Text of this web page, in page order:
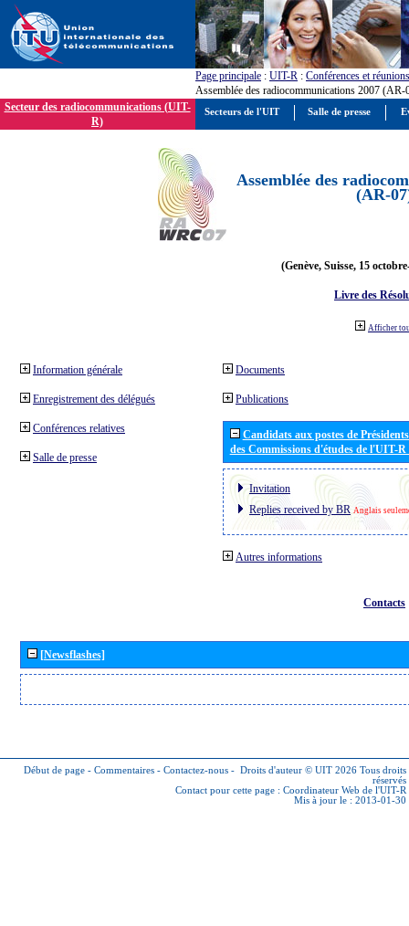
Page principale : UIT-R : Conférences et réunions
Assemblée des radiocommunications 2007 (AR-
Secteur des radiocommunications (UIT-
R)
Assemblée des
(AR-
(Genève, Suisse, 15
Livre des
Afficher
Information générale
Enregistrement des délégués
Conférences relatives
Salle de presse
Documents
Publications
Candidats aux postes de
des Commissions d'études de l'UIT-
Invitation
Replies received by BR Anglais
Autres informations
Contacts
[Newsflashes]
Début de page - Commentaires - Contactez-nous - Droits d'auteur © UIT 2026 Tous droits
réservés
Contact pour cette page : Coordinateur Web de l'UIT-R
Mis à jour le : 2013-01-30
Secteurs de l'UIT Salle de presse